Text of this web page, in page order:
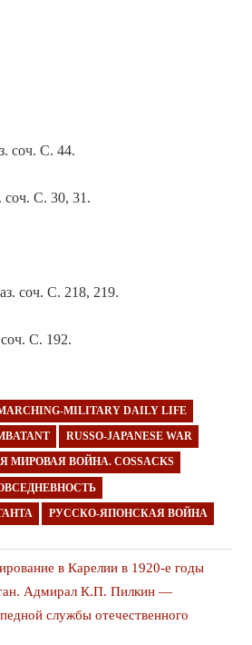
соч. С. 44.
соч. С. 30, 31.
соч. С. 218, 219.
С. 192.
MILITARY DAILY LIFE
RUSSO-JAPANESE WAR
МИРОВАЯ ВОЙНА. COSSACKS
РУССКО-ЯПОНСКАЯ ВОЙНА
в Карелии в 1920-е годы
Адмирал К.П. Пилкин —
службы отечественного